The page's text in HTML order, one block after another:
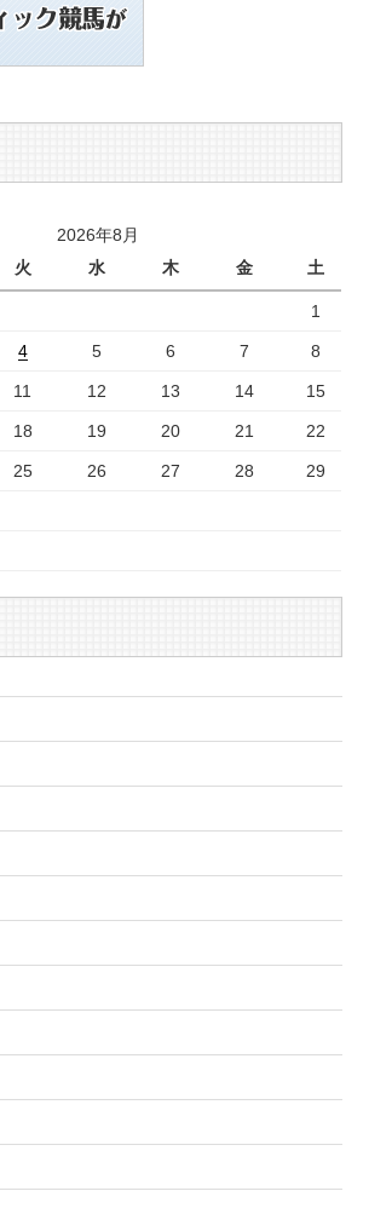
2026年8月
火 水 木 金 土
1
4 5 6 7 8
11 12 13 14 15
18 19 20 21 22
25 26 27 28 29